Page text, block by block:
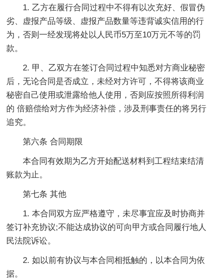
1. 乙方在履行合同过程中不得有以次充好、假冒伪
劣、虚报产品等级、虚报产品数量等违背诚实信用的行
为，否则一经发现将处以人民币5万至10万元不等的罚
款。
2. 甲、乙双方在签订合同过程中知悉对方商业秘密
后，无论合同是否成立，未经对方许可，不得将该商业
秘密自己使用或泄露给他人使用，否则应按照所得利润
的 倍赔偿给对方作为经济补偿，涉及刑事责任的将另行
追究。
第六条 合同期限
本合同有效期为乙方开始配送材料到工程结束结清
账款为止。
第七条 其他
1. 本合同双方应严格遵守，未尽事宜应及时协商并
签订补充协议;不能达成协议的可向甲方或合同履行地人
民法院诉讼。
2. 如以前有协议与本合同相抵触的，以本合同为依
据。